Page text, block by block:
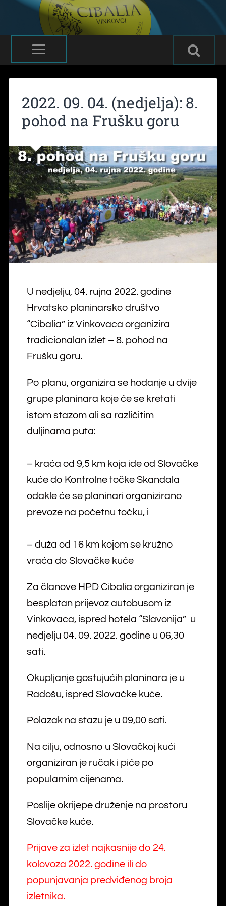
2022. 09. 04. (nedjelja): 8.
pohod na Frušku goru
U nedjelju, 04. rujna 2022. godine
Hrvatsko planinarsko društvo
“Cibalia” iz Vinkovaca organizira
tradicionalan izlet – 8. pohod na
Frušku goru.
Po planu, organizira se hodanje u dvije
grupe planinara koje će se kretati
istom stazom ali sa različitim
duljinama puta:
– kraća od 9,5 km koja ide od Slovačke
kuće do Kontrolne točke Skandala
odakle će se planinari organizirano
prevoze na početnu točku, i
– duža od 16 km kojom se kružno
vraća do Slovačke kuće
Za članove HPD Cibalia organiziran je
besplatan prijevoz autobusom iz
Vinkovaca, ispred hotela “Slavonija” u
nedjelju 04. 09. 2022. godine u 06,30
sati.
Okupljanje gostujućih planinara je u
Radošu, ispred Slovačke kuće.
Polazak na stazu je u 09,00 sati.
Na cilju, odnosno u Slovačkoj kući
organiziran je ručak i piće po
popularnim cijenama.
Poslije okrijepe druženje na prostoru
Slovačke kuće.
Prijave za izlet najkasnije do 24.
kolovoza 2022. godine ili do
popunjavanja predviđenog broja
izletnika.